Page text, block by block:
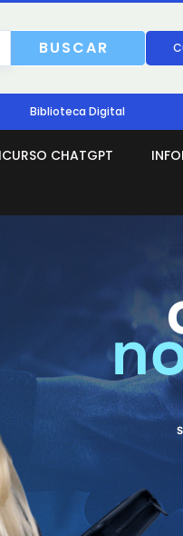
BUSCAR
Biblioteca Digital
CHATGPT